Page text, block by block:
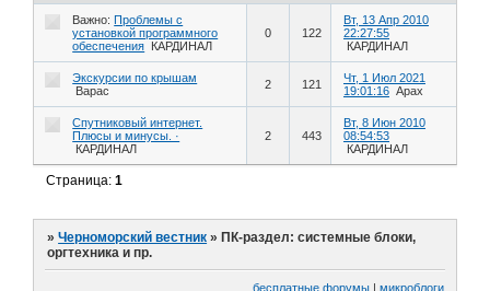
Важно: Проблемы с
установкой программного
обеспечения КАРДИНАЛ
0 122
Вт, 13 Апр 2010
22:27:55
КАРДИНАЛ
Экскурсии по крышам
Варас
2 121
Чт, 1 Июл 2021
19:01:16 Арах
Спутниковый интернет.
Плюсы и минусы. ·
КАРДИНАЛ
2 443
Вт, 8 Июн 2010
08:54:53
КАРДИНАЛ
Страница:1
»Черноморский вестник » ПК-раздел: системные блоки,
оргтехника и пр.
бесплатные форумы | микроблоги